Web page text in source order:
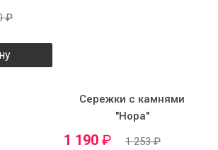
₽
Сережки с камнями
"Нора"
1 190 ₽ 1 253₽